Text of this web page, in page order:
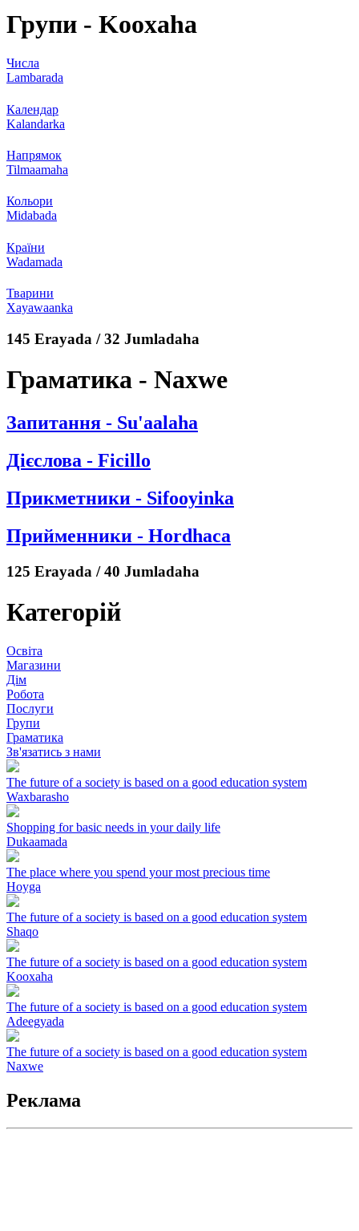
Групи - Kooxaha
Числа
Lambarada
Календар
Kalandarka
Напрямок
Tilmaamaha
Кольори
Midabada
Країни
Wadamada
Тварини
Xayawaanka
145 Erayada / 32 Jumladaha
Граматика - Naxwe
Запитання - Su'aalaha
Дієслова - Ficillo
Прикметники - Sifooyinka
Прийменники - Hordhaca
125 Erayada / 40 Jumladaha
Категорій
Освіта
Магазини
Дім
Робота
Послуги
Групи
Граматика
Зв'язатись з нами
The future of a society is based on a good education system
Waxbarasho
Shopping for basic needs in your daily life
Dukaamada
The place where you spend your most precious time
Hoyga
The future of a society is based on a good education system
Shaqo
The future of a society is based on a good education system
Kooxaha
The future of a society is based on a good education system
Adeegyada
The future of a society is based on a good education system
Naxwe
Реклама